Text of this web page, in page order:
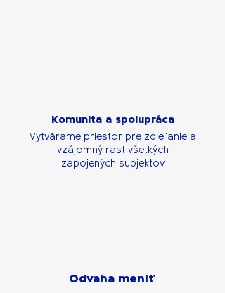
Komunita a spolupráca
Vytvárame priestor pre zdieľanie a
vzájomný rast všetkých
zapojených subjektov
Odvaha meniť